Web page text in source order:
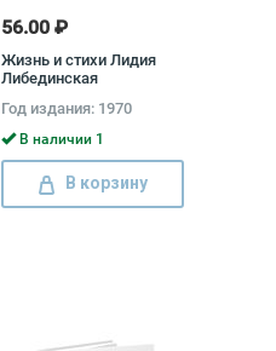
56.00 ₽
Жизнь и стихи Лидия
Либединская
Год издания: 1970
В наличии 1
В корзину